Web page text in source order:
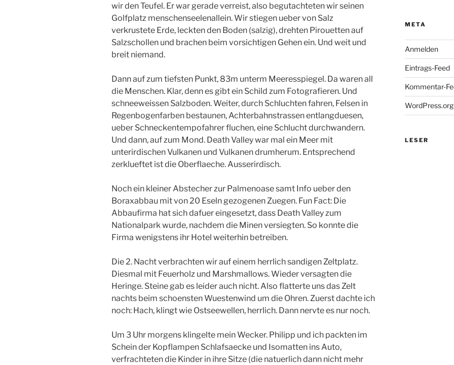
wir den Teufel. Er war gerade verreist, also begutachteten wir seinen
Golfplatz menschenseelenallein. Wir stiegen ueber von Salz
verkrustete Erde, leckten den Boden (salzig), drehten Pirouetten auf
Salzschollen und brachen beim vorsichtigen Gehen ein. Und weit und
breit niemand.
Dann auf zum tiefsten Punkt, 83m unterm Meeresspiegel. Da waren all
die Menschen. Klar, denn es gibt ein Schild zum Fotografieren. Und
schneeweissen Salzboden. Weiter, durch Schluchten fahren, Felsen in
Regenbogenfarben bestaunen, Achterbahnstrassen entlangduesen,
ueber Schneckentempofahrer fluchen, eine Schlucht durchwandern.
Und dann, auf zum Mond. Death Valley war mal ein Meer mit
unterirdischen Vulkanen und Vulkanen drumherum. Entsprechend
zerklueftet ist die Oberflaeche. Ausserirdisch.
Noch ein kleiner Abstecher zur Palmenoase samt Info ueber den
Boraxabbau mit von 20 Eseln gezogenen Zuegen. Fun Fact: Die
Abbaufirma hat sich dafuer eingesetzt, dass Death Valley zum
Nationalpark wurde, nachdem die Minen versiegten. So konnte die
Firma wenigstens ihr Hotel weiterhin betreiben.
Die 2. Nacht verbrachten wir auf einem herrlich sandigen Zeltplatz.
Diesmal mit Feuerholz und Marshmallows. Wieder versagten die
Heringe. Steine gab es leider auch nicht. Also flatterte uns das Zelt
nachts beim schoensten Wuestenwind um die Ohren. Zuerst dachte ich
noch: Hach, klingt wie Ostseewellen, herrlich. Dann nervte es nur noch.
Um 3 Uhr morgens klingelte mein Wecker. Philipp und ich packten im
Schein der Kopflampen Schlafsaecke und Isomatten ins Auto,
verfrachteten die Kinder in ihre Sitze (die natuerlich dann nicht mehr
META
Anmelden
Eintrags-Feed
Kommentar-
WordPress.org
LESER